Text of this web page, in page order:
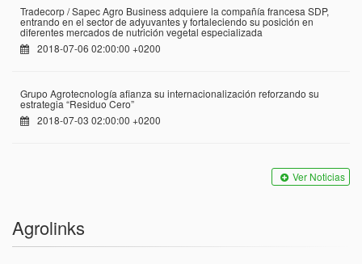
Tradecorp / Sapec Agro Business adquiere la compañía francesa SDP,
entrando en el sector de adyuvantes y fortaleciendo su posición en
diferentes mercados de nutrición vegetal especializada
2018-07-06 02:00:00 +0200
Grupo Agrotecnología afianza su internacionalización reforzando su
estrategia “Residuo Cero”
2018-07-03 02:00:00 +0200
Ver Noticias
Agrolinks